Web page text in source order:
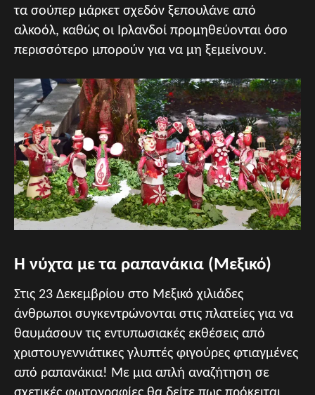
τα σούπερ μάρκετ σχεδόν ξεπουλάνε από
αλκοόλ, καθώς οι Ιρλανδοί προμηθεύονται όσο
περισσότερο μπορούν για να μη ξεμείνουν.
Η νύχτα με τα ραπανάκια (Μεξικό)
Στις 23 Δεκεμβρίου στο Μεξικό χιλιάδες
άνθρωποι συγκεντρώνονται στις πλατείες για να
θαυμάσουν τις εντυπωσιακές εκθέσεις από
χριστουγεννιάτικες γλυπτές φιγούρες φτιαγμένες
από ραπανάκια! Με μια απλή αναζήτηση σε